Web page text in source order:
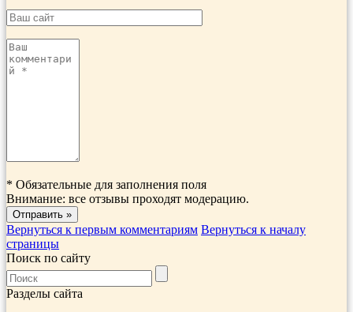
* Обязательные для заполнения поля
Внимание: все отзывы проходят модерацию.
Вернуться к первым комментариям Вернуться к началу
страницы
Поиск по сайту
Разделы сайта